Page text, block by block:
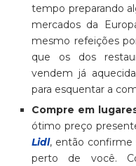
tempo preparando
mercados da
mesmo refeições
que os dos
vendem já
para esquentar a
Compre em
ótimo preço
Lidl, então confirme
perto de você.